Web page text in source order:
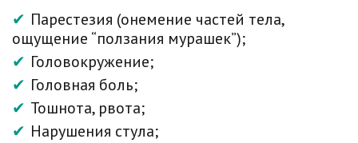
Парестезия (онемение частей тела,
ощущение “ползания мурашек”);
Головокружение;
Головная боль;
Тошнота, рвота;
Нарушения стула;